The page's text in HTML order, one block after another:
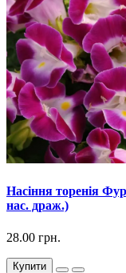
Насіння торенія
нас. драж.)
28.00 грн.
Купити